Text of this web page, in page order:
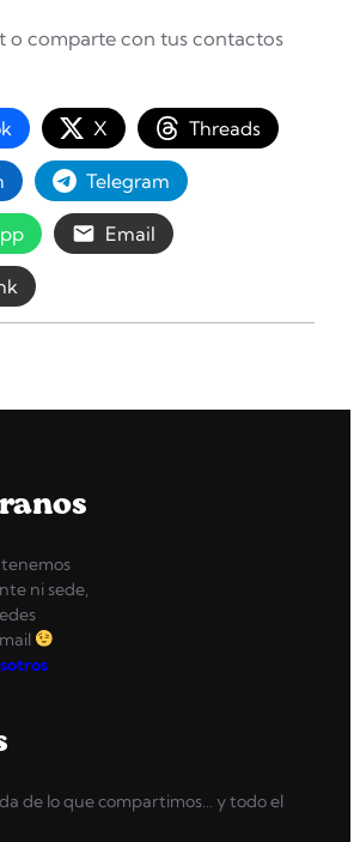
o comparte con tus contactos
X Threads
Telegram
Email
ni sede,
de lo que compartimos… y todo el